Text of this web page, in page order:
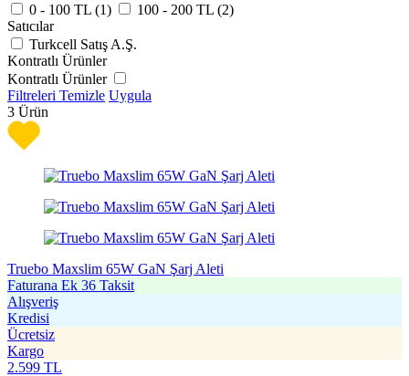
0 - 100 TL (1) 100 - 200 TL (2)
Satıcılar
Turkcell Satış A.Ş.
Kontratlı Ürünler
Kontratlı Ürünler
Filtreleri Temizle Uygula
3 Ürün
Truebo Maxslim 65W GaN Şarj Aleti
Faturana Ek 36 Taksit
Alışveriş
Kredisi
Ücretsiz
Kargo
2.599 TL